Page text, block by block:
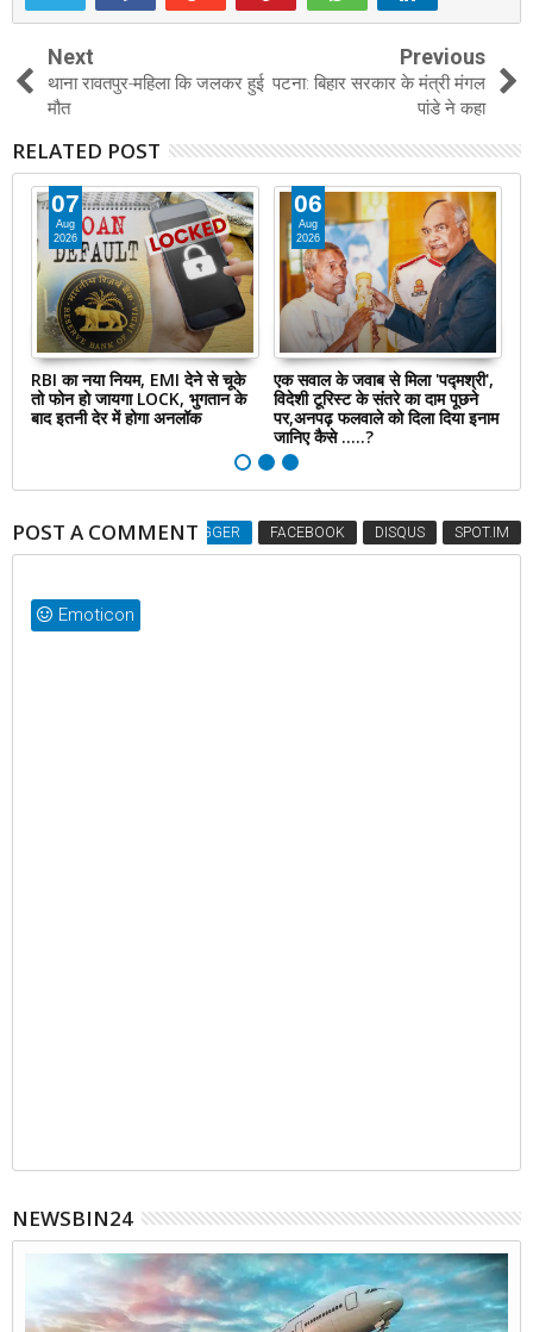
Next
थाना रावतपुर-महिला कि जलकर हुई
मौत
Previous
पटना: बिहार सरकार के मंत्री मंगल
पांडे ने कहा
RELATED POST
07
Aug
2026
RBI का नया नियम, EMI देने से चूके
तो फोन हो जायगा LOCK, भुगतान के
बाद इतनी देर में होगा अनलॉक
06
Aug
2026
एक सवाल के जवाब से मिला 'पद्मश्री',
विदेशी टूरिस्ट के संतरे का दाम पूछने
पर,अनपढ़ फलवाले को दिला दिया इनाम
जानिए कैसे .....?
POST A COMMENTBLOGGER FACEBOOK DISQUS SPOT.IM
Emoticon
NEWSBIN24